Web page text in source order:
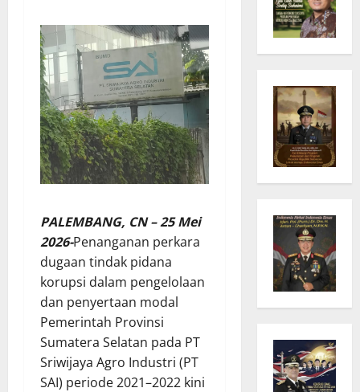
PALEMBANG, CN – 25 Mei
2026-Penanganan perkara
dugaan tindak pidana
korupsi dalam pengelolaan
dan penyertaan modal
Pemerintah Provinsi
Sumatera Selatan pada PT
Sriwijaya Agro Industri (PT
SAI) periode 2021–2022 kini